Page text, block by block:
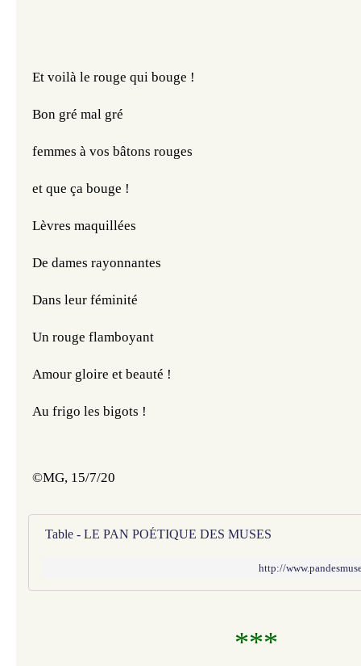
Et voilà le rouge qui bouge !
Bon gré mal gré
femmes à vos bâtons rouges
et que ça bouge !
Lèvres maquillées
De dames rayonnantes
Dans leur féminité
Un rouge flamboyant
Amour gloire et beauté !
Au frigo les bigots !
©️MG, 15/7/20
Table - LE PAN POÉTIQUE DES MUSES
http://
***